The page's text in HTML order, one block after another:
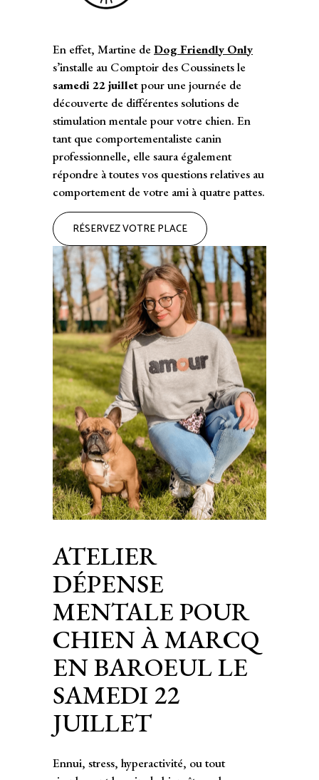
En effet, Martine deDog Friendly Only
s’installe au Comptoir des Coussinets le
samedi 22 juilletpour une journée de
découverte de différentes solutions de
stimulation mentale pour votre chien. En
tant que comportementaliste canin
professionnelle, elle saura également
répondre à toutes vos questions relatives au
comportement de votre ami à quatre pattes.
RÉSERVEZ VOTRE PLACE
ATELIER
DÉPENSE
MENTALE POUR
CHIEN À MARCQ
EN BAROEUL LE
SAMEDI 22
JUILLET
Ennui, stress, hyperactivité, ou tout